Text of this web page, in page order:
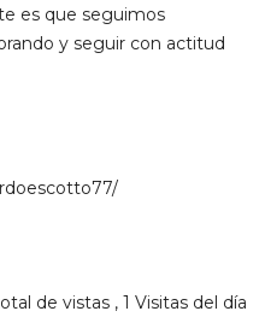
es que seguimos
y seguir con actitud
de vistas , 1 Visitas del día